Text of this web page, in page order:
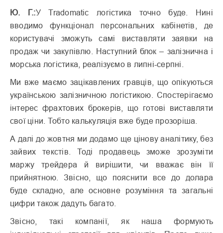
Ю. Г.:У Tradomatic логістика точно буде. Нині
вводимо функціонал персональних кабінетів, де
користувачі зможуть самі виставляти заявки на
продаж чи закупівлю. Наступний блок – залізнична і
морська логістика, реалі­зуємо в липні-серпні.
Ми вже маємо зацікавлених гравців, що опікуються
українською залізничною логістикою. Спостерігаємо
інтерес фрахтових брокерів, що готові виставляти
свої ціни. Тобто калькуляція вже буде прозоріша.
А далі до жовтня ми додамо ще цінову аналітику, без
зайвих текстів. Тоді продавець зможе зрозуміти
маржу трейдера й вирішити, чи вважає він її
прийнятною. Звісно, що пояснити все до долара
буде складно, але основне розуміння та загальні
цифри також дадуть багато.
Звісно, такі компанії, як наша формують